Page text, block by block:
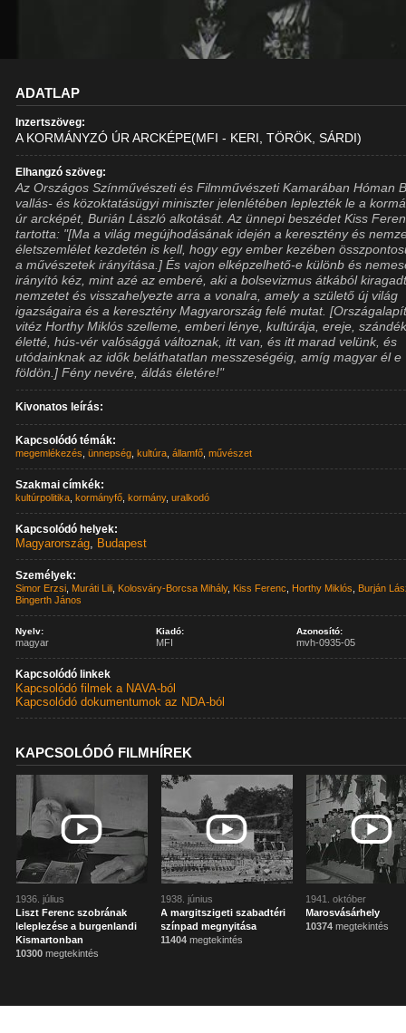
ADATLAP
Inzertszöveg:
A KORMÁNYZÓ ÚR ARCKÉPE(MFI - KERI, TÖRÖK, SÁRDI)
Elhangzó szöveg:
Az Országos Színművészeti és Filmművészeti Kamarában Hóman
vallás- és közoktatásügyi miniszter jelenlétében leplezték le a
úr arcképét, Burián László alkotását. Az ünnepi beszédet Kiss
tartotta: "[Ma a világ megújhodásának idején a keresztény és
életszemlélet kezdetén is kell, hogy egy ember kezében
a művészetek irányítása.] És vajon elképzelhető-e különb és
irányító kéz, mint azé az emberé, aki a bolsevizmus átkából
nemzetet és visszahelyezte arra a vonalra, amely a születő új világ
igazságaira és a keresztény Magyarország felé mutat.
vitéz Horthy Miklós szelleme, emberi lénye, kultúrája, ereje,
életté, hús-vér valósággá változnak, itt van, és itt marad velünk, és
utódainknak az idők beláthatatlan messzeségéig, amíg magyar él e
földön.] Fény nevére, áldás életére!"
Kivonatos leírás:
Kapcsolódó témák:
megemlékezés ,ünnepség ,kultúra ,államfő ,művészet
Szakmai címkék:
kultúrpolitika ,kormányfő ,kormány,uralkodó
Kapcsolódó helyek:
Magyarország, Budapest
Személyek:
Simor Erzsi Muráti Lili Kolosváry-Borcsa Mihály, Kiss Ferenc Horthy Miklós
Burján
Bingerth János
Nyelv:
magyar
Kiadó:
MFI
Azonosító:
mvh-0935-05
Kapcsolódó linkek
Kapcsolódó filmek a NAVA-ból
Kapcsolódó dokumentumok az NDA-ból
KAPCSOLÓDÓ FILMHÍREK
1936. július
Liszt Ferenc szobrának
leleplezése a burgenlandi
Kismartonban
10300 megtekintés
1938. június
A margitszigeti szabadtéri
színpad megnyitása
11404 megtekintés
1941. október
Marosvásárhely
10374 megtekintés